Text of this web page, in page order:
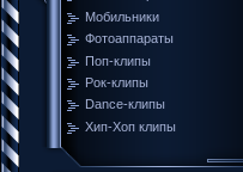
Мобильники
Фотоаппараты
Поп-клипы
Рок-клипы
Dance-клипы
Хип-Хоп клипы